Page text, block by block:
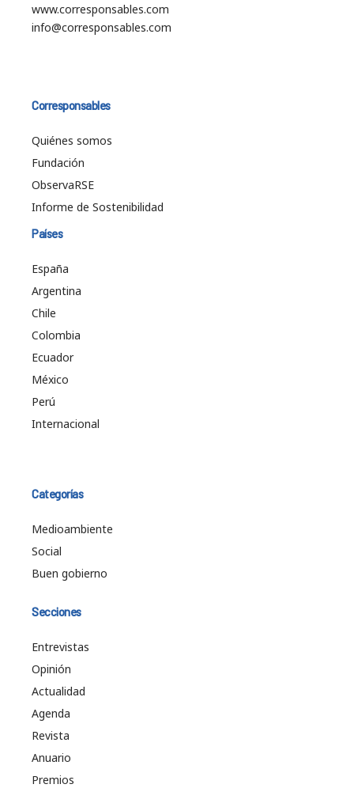
www.corresponsables.com
info@corresponsables.com
Corresponsables
Quiénes somos
Fundación
ObservaRSE
Informe de Sostenibilidad
Países
España
Argentina
Chile
Colombia
Ecuador
México
Perú
Internacional
Categorías
Medioambiente
Social
Buen gobierno
Secciones
Entrevistas
Opinión
Actualidad
Agenda
Revista
Anuario
Premios